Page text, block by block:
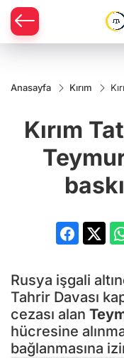
Anasayfa Kırım
Kırım
Rusya işgali
Tahrir Davası
cezası alan
hücresine
bağlanmasına